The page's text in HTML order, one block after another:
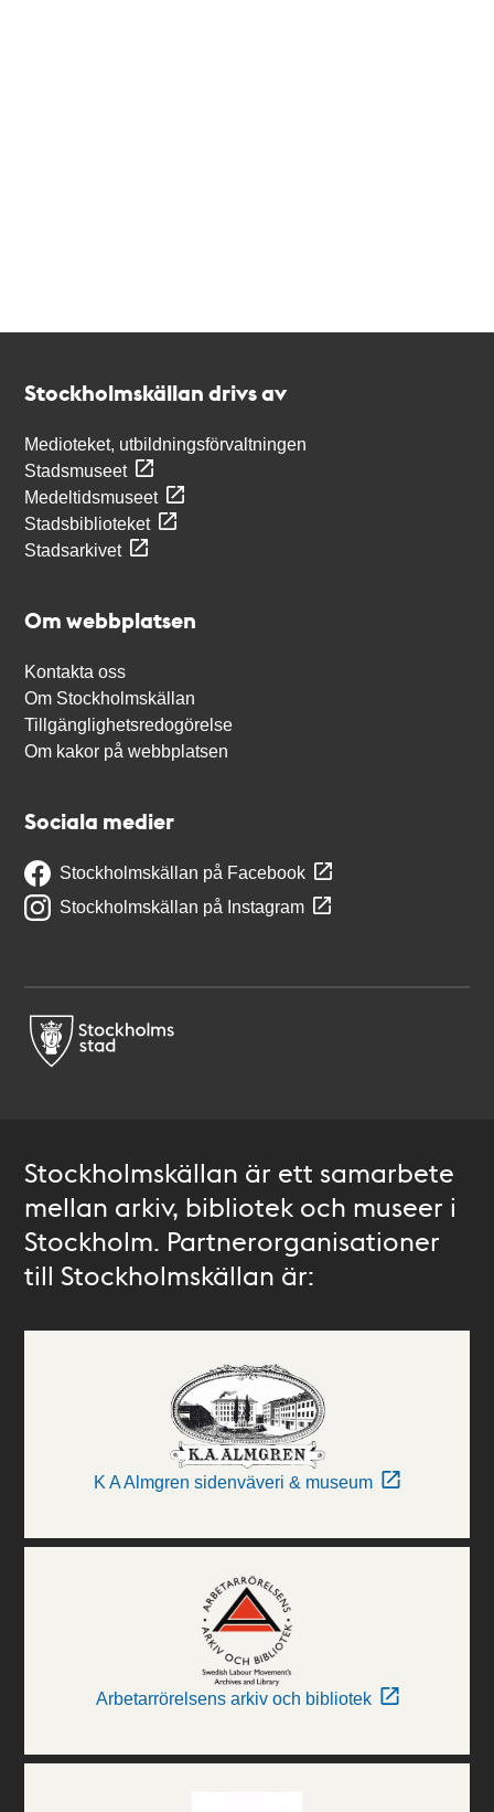
Stockholmskällan drivs av
Medioteket, utbildningsförvaltningen
Stadsmuseet
Medeltidsmuseet
Stadsbiblioteket
Stadsarkivet
Om webbplatsen
Kontakta oss
Om Stockholmskällan
Tillgänglighetsredogörelse
Om kakor på webbplatsen
Sociala medier
Stockholmskällan på Facebook
Stockholmskällan på Instagram
Stockholmskällan är ett samarbete
mellan arkiv, bibliotek och museer i
Stockholm. Partnerorganisationer
till Stockholmskällan är:
K A Almgren sidenväveri & museum
Arbetarrörelsens arkiv och bibliotek